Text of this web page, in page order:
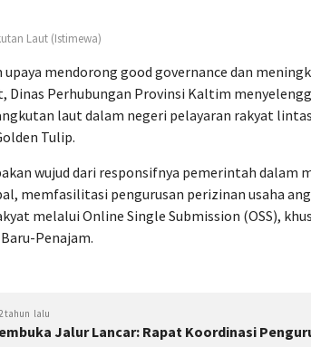
Laut (Istimewa)
upaya mendorong good governance dan
Dinas Perhubungan Provinsi Kaltim
laut dalam negeri pelayaran rakyat
Tulip.
wujud dari responsifnya pemerintah dalam
memfasilitasi pengurusan perizinan usaha
melalui Online Single Submission (OSS),
Penajam.
tahun lalu
Jalur Lancar: Rapat Koordinasi